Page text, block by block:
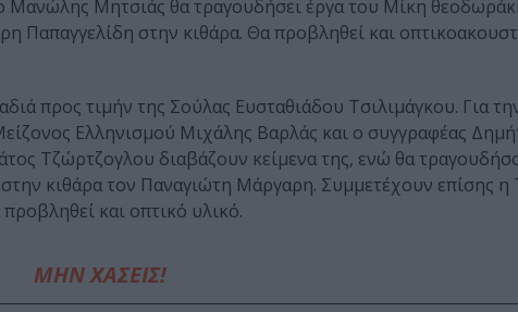
Μανώλης Μητσιάς θα τραγουδήσει έργα του Μίκη
Παπαγγελίδη στην κιθάρα. Θα προβληθεί και
προς τιμήν της Σούλας Ευσταθιάδου Τσιλιμάγκου. Για
Ελληνισμού Μιχάλης Βαρλάς και ο συγγραφέας
Τζώρτζογλου διαβάζουν κείμενα της, ενώ θα
κιθάρα τον Παναγιώτη Μάργαρη. Συμμετέχουν επίσης η
και οπτικό υλικό.
ΜΗΝ ΧΑΣΕΙΣ!